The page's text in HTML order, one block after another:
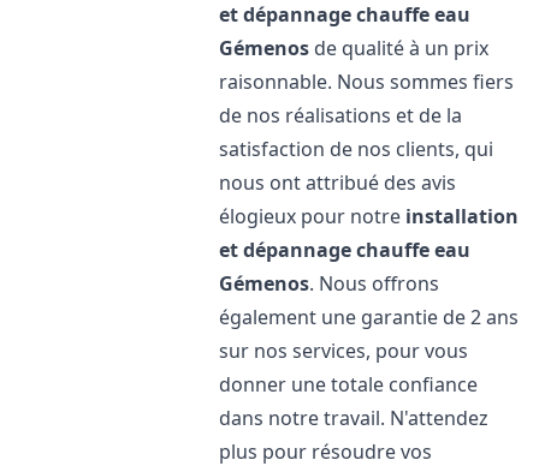
et dépannage chauffe eau
Gémenos de qualité à un prix
raisonnable. Nous sommes fiers
de nos réalisations et de la
satisfaction de nos clients, qui
nous ont attribué des avis
élogieux pour notre installation
et dépannage chauffe eau
Gémenos. Nous offrons
également une garantie de 2 ans
sur nos services, pour vous
donner une totale confiance
dans notre travail. N'attendez
plus pour résoudre vos